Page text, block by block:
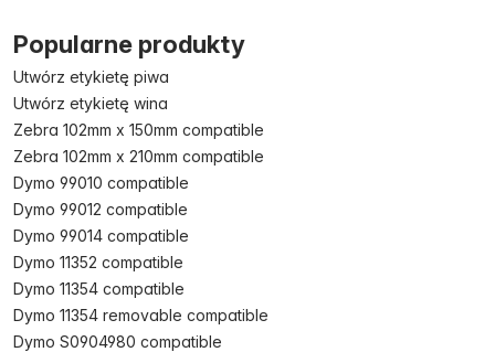
Popularne produkty
Utwórz etykietę piwa
Utwórz etykietę wina
Zebra 102mm x 150mm compatible
Zebra 102mm x 210mm compatible
Dymo 99010 compatible
Dymo 99012 compatible
Dymo 99014 compatible
Dymo 11352 compatible
Dymo 11354 compatible
Dymo 11354 removable compatible
Dymo S0904980 compatible